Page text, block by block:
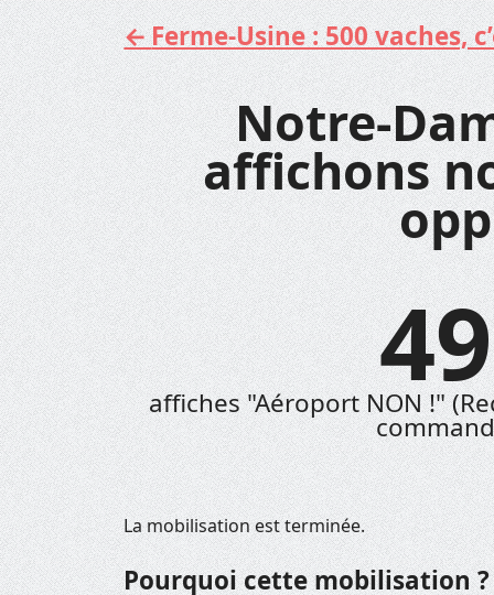
Aller
au
contenu
Ferme-Usine : 500 vaches,
Notre-
affichons
affiches "Aéroport NON !"
La mobilisation est terminée.
Pourquoi cette mobilisation ?